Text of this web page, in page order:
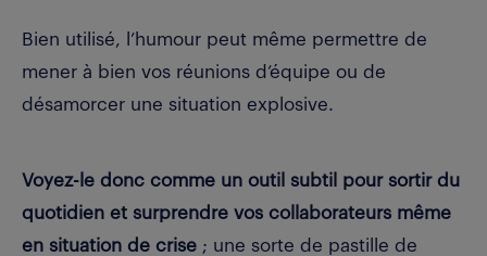
Bien utilisé, l’humour peut même permettre de
mener à bien vos réunions d’équipe ou de
désamorcer une situation explosive.
Voyez-le donc comme un outil subtil pour sortir du
quotidien et surprendre vos collaborateurs même
en situation de crise ; une sorte de pastille de